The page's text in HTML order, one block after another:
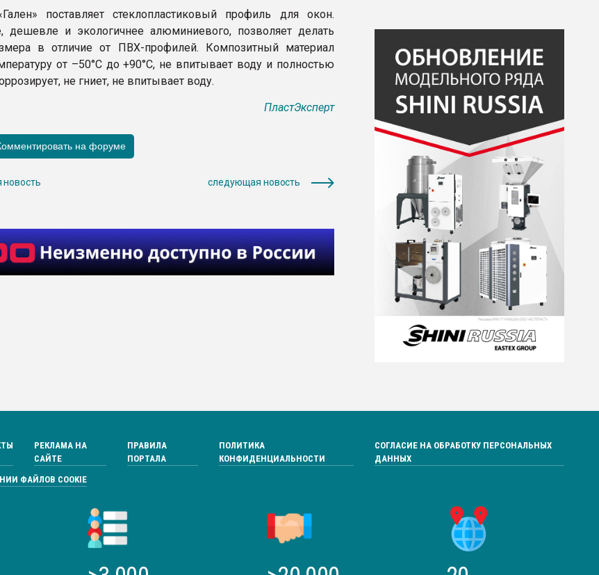
поставляет стеклопластиковый профиль для окон.
дешевле и экологичнее алюминиевого, позволяет делать
в отличие от ПВХ-профилей. Композитный материал
от –50°С до +90°С, не впитывает воду и полностью
не гниет, не впитывает воду.
ПластЭксперт
следующая новость
РЕКЛАМА НА
САЙТЕ
ПРАВИЛА
ПОРТАЛА
ПОЛИТИКА
КОНФИДЕНЦИАЛЬНОСТИ
СОГЛАСИЕ НА ОБРАБОТКУ ПЕРСОНАЛЬНЫХ
ДАННЫХ
ФАЙЛОВ COOKIE